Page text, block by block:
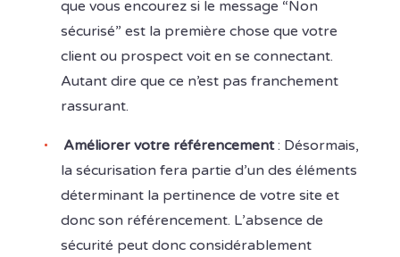
que vous encourez si le message “Non
sécurisé” est la première chose que votre
client ou prospect voit en se connectant.
Autant dire que ce n’est pas franchement
rassurant.
Améliorer votre référencement: Désormais,
la sécurisation fera partie d’un des éléments
déterminant la pertinence de votre site et
donc son référencement. L’absence de
sécurité peut donc considérablement